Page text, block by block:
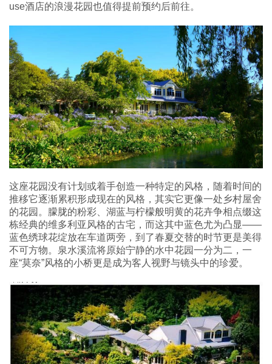
use酒店的浪漫花园也值得提前预约后前往。
这座花园没有计划或着手创造一种特定的风格，随着时间的
推移它逐渐累积形成现在的风格，其实它更像一处乡村屋舍
的花园。朦胧的粉彩、湖蓝与柠檬般明黄的花卉争相点缀这
栋经典的维多利亚风格的古宅，而这其中蓝色尤为凸显——
蓝色绣球花绽放在车道两旁，到了春夏交替的时节更是美得
不可方物。泉水溪流将原始宁静的水中花园一分为二，一
座“莫奈”风格的小桥更是成为客人视野与镜头中的珍爱。